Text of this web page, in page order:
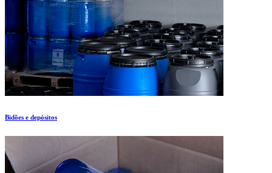
Bidões e depósitos